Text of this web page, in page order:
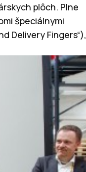
plôch. Plne
špeciálnymi
Delivery Fingers“),